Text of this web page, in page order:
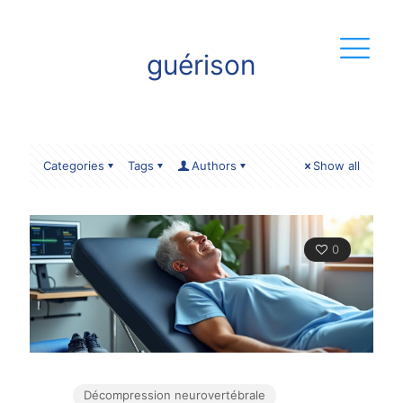
guérison
Categories Tags Authors Show all
0
Décompression neurovertébrale